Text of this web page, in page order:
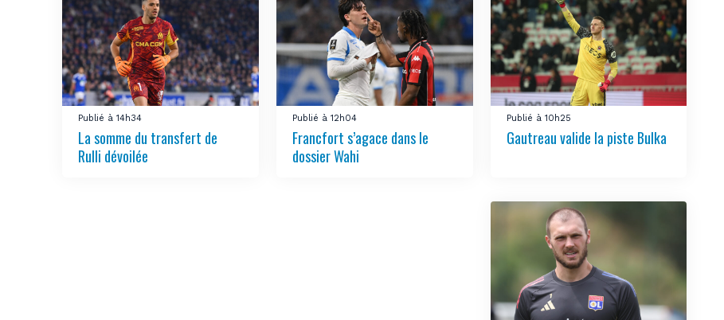
Publié à 14h34
La somme du transfert de
Rulli dévoilée
Publié à 12h04
Francfort s’agace dans le
dossier Wahi
Publié à 10h25
Gautreau valide la piste Bulka